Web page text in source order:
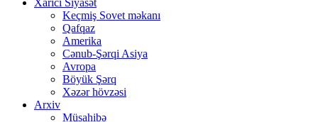
Xarici Siyasət
Keçmiş Sovet məkanı
Qafqaz
Amerika
Cənub-Şərqi Asiya
Avropa
Böyük Şərq
Xəzər hövzəsi
Arxiv
Müsahibə